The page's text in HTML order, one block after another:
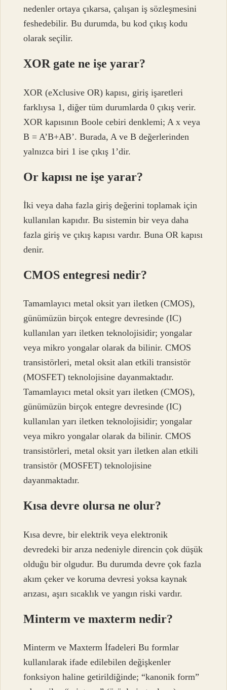
nedenler ortaya çıkarsa, çalışan iş sözleşmesini
feshedebilir. Bu durumda, bu kod çıkış kodu
olarak seçilir.
XOR gate ne işe yarar?
XOR (eXclusive OR) kapısı, giriş işaretleri
farklıysa 1, diğer tüm durumlarda 0 çıkış verir.
XOR kapısının Boole cebiri denklemi; A x veya
B = A’B+AB’. Burada, A ve B değerlerinden
yalnızca biri 1 ise çıkış 1’dir.
Or kapısı ne işe yarar?
İki veya daha fazla giriş değerini toplamak için
kullanılan kapıdır. Bu sistemin bir veya daha
fazla giriş ve çıkış kapısı vardır. Buna OR kapısı
denir.
CMOS entegresi nedir?
Tamamlayıcı metal oksit yarı iletken (CMOS),
günümüzün birçok entegre devresinde (IC)
kullanılan yarı iletken teknolojisidir; yongalar
veya mikro yongalar olarak da bilinir. CMOS
transistörleri, metal oksit alan etkili transistör
(MOSFET) teknolojisine dayanmaktadır.
Tamamlayıcı metal oksit yarı iletken (CMOS),
günümüzün birçok entegre devresinde (IC)
kullanılan yarı iletken teknolojisidir; yongalar
veya mikro yongalar olarak da bilinir. CMOS
transistörleri, metal oksit yarı iletken alan etkili
transistör (MOSFET) teknolojisine
dayanmaktadır.
Kısa devre olursa ne olur?
Kısa devre, bir elektrik veya elektronik
devredeki bir arıza nedeniyle direncin çok düşük
olduğu bir olgudur. Bu durumda devre çok fazla
akım çeker ve koruma devresi yoksa kaynak
arızası, aşırı sıcaklık ve yangın riski vardır.
Minterm ve maxterm nedir?
Minterm ve Maxterm İfadeleri Bu formlar
kullanılarak ifade edilebilen değişkenler
fonksiyon haline getirildiğinde; “kanonik form”